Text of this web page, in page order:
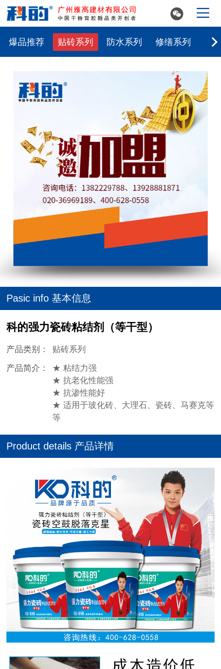
 
爆品推荐 贴砖系列 防水系列 修缮系列
Pasic info 基本信息
科的强力瓷砖粘结剂（等干型）
产品类别：
贴砖系列
产品简介：
★ 粘结力强
★ 抗老化性能强
★ 抗渗性能好
★ 适用于玻化砖、大理石、瓷砖、马赛克等
等
Product details 产品详情